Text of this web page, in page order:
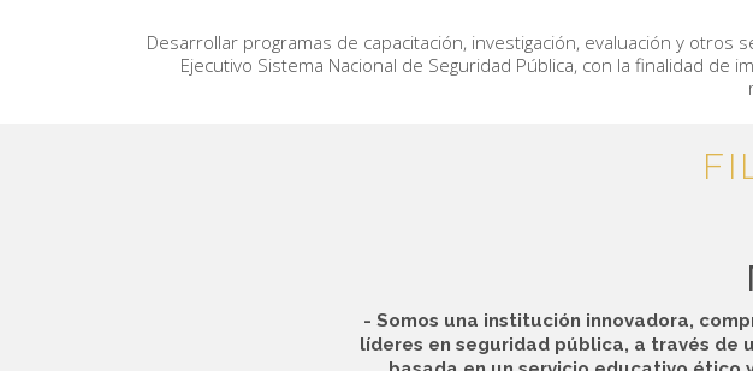
Desarrollar programas de capacitación, investigación, evaluación y
Ejecutivo Sistema Nacional de Seguridad Pública, con la finalidad
- Somos una institución innovadora,
líderes en seguridad pública, a través